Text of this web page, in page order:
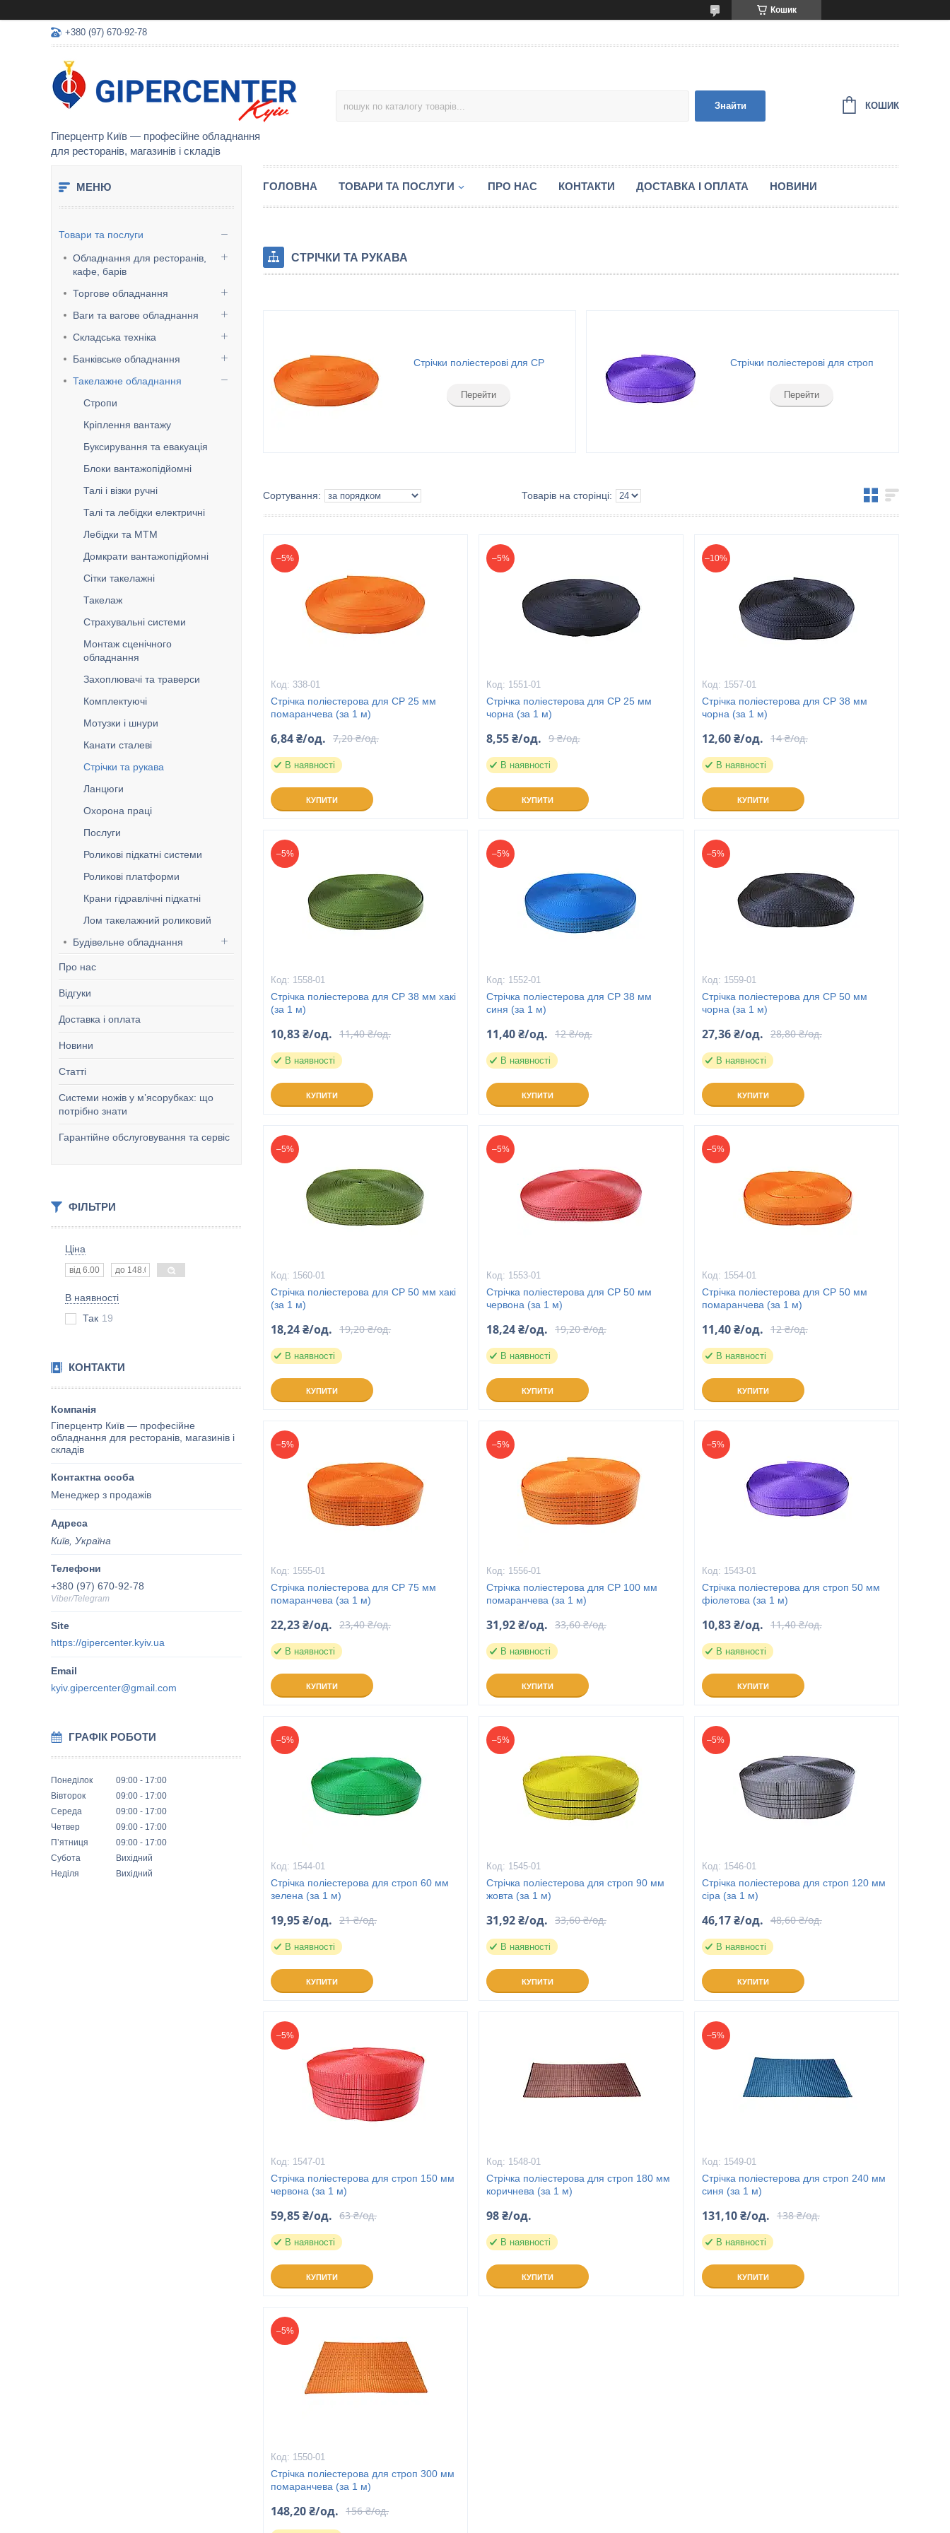
Кошик
+380 (97) 670-92-78
Гіперцентр Київ — професійне обладнання
для ресторанів, магазинів і складів
Знайти КОШИК
Товари та послуги
Обладнання для ресторанів,
кафе, барів
Торгове обладнання
Ваги та вагове обладнання
Складська техніка
Банківське обладнання
Такелажне обладнання
Стропи
Кріплення вантажу
Буксирування та евакуація
Блоки вантажопідйомні
Талі і візки ручні
Талі та лебідки електричні
Лебідки та МТМ
Домкрати вантажопідйомні
Сітки такелажні
Такелаж
Страхувальні системи
Монтаж сценічного
обладнання
Захоплювачі та траверси
Комплектуючі
Мотузки і шнури
Канати сталеві
Стрічки та рукава
Ланцюги
Охорона праці
Послуги
Роликові підкатні системи
Роликові платформи
Крани гідравлічні підкатні
Лом такелажний роликовий
Будівельне обладнання
Про нас
Відгуки
Доставка і оплата
Новини
Статті
Системи ножів у м’ясорубках: що
потрібно знати
Гарантійне обслуговування та сервіс
ФІЛЬТРИ
Ціна
В наявності
Так 19
КОНТАКТИ
Гіперцентр Київ — професійне
обладнання для ресторанів, магазинів і
складів
Менеджер з продажів
Київ, Україна
+380 (97) 670-92-78
Viber/Telegram
https://gipercenter.kyiv.ua
kyiv.gipercenter@gmail.com
ГРАФІК РОБОТИ
Понеділок 09:00
17:00
Вівторок
09:00
17:00
Середа
09:00
17:00
Четвер
09:00
17:00
Пʼятниця
09:00
17:00
Субота
Вихідний
Неділя
Вихідний
ГОЛОВНА ТОВАРИ ТА ПОСЛУГИ ПРО НАС КОНТАКТИ ДОСТАВКА І ОПЛАТА НОВИНИ
СТРІЧКИ ТА РУКАВА
Стрічки поліестерові для СР
Перейти
Стрічки поліестерові для строп
Перейти
–5%
338-01
Стрічка поліестерова для СР 25 мм
помаранчева (за 1 м)
6,84 ₴/од. 7,20 ₴/од.
В наявності
КУПИТИ
–5%
1551-01
Стрічка поліестерова для СР 25 мм
чорна (за 1 м)
8,55 ₴/од. 9 ₴/од.
В наявності
КУПИТИ
–10%
1557-01
Стрічка поліестерова для СР 38 мм
чорна (за 1 м)
12,60 ₴/од. 14 ₴/од.
В наявності
КУПИТИ
–5%
1558-01
Стрічка поліестерова для СР 38 мм хакі
(за 1 м)
10,83 ₴/од. 11,40 ₴/од.
В наявності
КУПИТИ
–5%
1552-01
Стрічка поліестерова для СР 38 мм
синя (за 1 м)
11,40 ₴/од. 12 ₴/од.
В наявності
КУПИТИ
–5%
1559-01
Стрічка поліестерова для СР 50 мм
чорна (за 1 м)
27,36 ₴/од. 28,80 ₴/од.
В наявності
КУПИТИ
–5%
1560-01
Стрічка поліестерова для СР 50 мм хакі
(за 1 м)
18,24 ₴/од. 19,20 ₴/од.
В наявності
КУПИТИ
–5%
1553-01
Стрічка поліестерова для СР 50 мм
червона (за 1 м)
18,24 ₴/од. 19,20 ₴/од.
В наявності
КУПИТИ
–5%
1554-01
Стрічка поліестерова для СР 50 мм
помаранчева (за 1 м)
11,40 ₴/од. 12 ₴/од.
В наявності
КУПИТИ
–5%
1555-01
Стрічка поліестерова для СР 75 мм
помаранчева (за 1 м)
22,23 ₴/од. 23,40 ₴/од.
В наявності
КУПИТИ
–5%
1556-01
Стрічка поліестерова для СР 100 мм
помаранчева (за 1 м)
31,92 ₴/од. 33,60 ₴/од.
В наявності
КУПИТИ
–5%
1543-01
Стрічка поліестерова для строп 50 мм
фіолетова (за 1 м)
10,83 ₴/од. 11,40 ₴/од.
В наявності
КУПИТИ
–5%
1544-01
Стрічка поліестерова для строп 60 мм
зелена (за 1 м)
19,95 ₴/од. 21 ₴/од.
В наявності
КУПИТИ
–5%
1545-01
Стрічка поліестерова для строп 90 мм
жовта (за 1 м)
31,92 ₴/од. 33,60 ₴/од.
В наявності
КУПИТИ
–5%
1546-01
Стрічка поліестерова для строп 120 мм
сіра (за 1 м)
46,17 ₴/од. 48,60 ₴/од.
В наявності
КУПИТИ
–5%
1547-01
Стрічка поліестерова для строп 150 мм
червона (за 1 м)
59,85 ₴/од. 63 ₴/од.
В наявності
КУПИТИ
1548-01
Стрічка поліестерова для строп 180 мм
коричнева (за 1 м)
98 ₴/од.
В наявності
КУПИТИ
–5%
1549-01
Стрічка поліестерова для строп 240 мм
синя (за 1 м)
131,10 ₴/од. 138 ₴/од.
В наявності
КУПИТИ
–5%
1550-01
Стрічка поліестерова для строп 300 мм
помаранчева (за 1 м)
148,20 ₴/од. 156 ₴/од.